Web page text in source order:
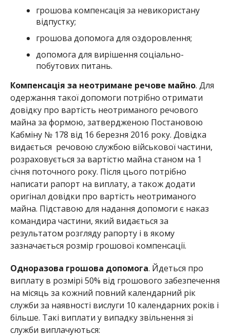
грошова компенсація за невикористану
відпустку;
грошова допомога для оздоровлення;
допомога для вирішення соціально-
побутових питань.
Компенсація за неотримане речове майно. Для
одержання такої допомоги потрібно отримати
довідку про вартість неотриманого речового
майна за формою, затвердженою Постановою
Кабміну № 178 від 16 березня 2016 року. Довідка
видається речовою службою військової частини,
розраховується за вартістю майна станом на 1
січня поточного року. Після цього потрібно
написати рапорт на виплату, а також додати
оригінал довідки про вартість неотриманого
майна. Підставою для надання допомоги є наказ
командира частини, який видається за
результатом розгляду рапорту і в якому
зазначається розмір грошової компенсації.
Одноразова грошова допомога. Йдеться про
виплату в розмірі 50% від грошового забезпечення
на місяць за кожний повний календарний рік
служби за наявності вислуги 10 календарних років і
більше. Такі виплати у випадку звільнення зі
служби виплачуються: